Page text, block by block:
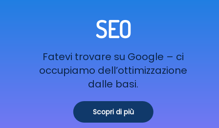
SEO
Fatevi trovare su Google – ci
occupiamo dell’ottimizzazione
dalle basi.
Scopri di più